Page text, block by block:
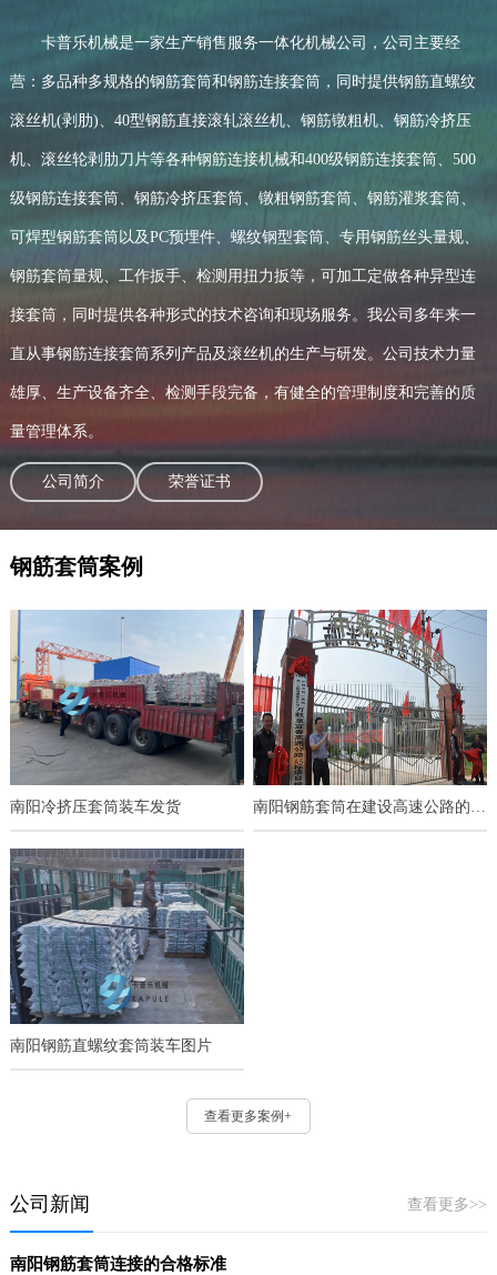
卡普乐机械是一家生产销售服务一体化机械公司，公司主要经
营：多品种多规格的钢筋套筒和钢筋连接套筒，同时提供钢筋直螺纹
滚丝机(剥肋)、40型钢筋直接滚轧滚丝机、钢筋镦粗机、钢筋冷挤压
机、滚丝轮剥肋刀片等各种钢筋连接机械和400级钢筋连接套筒、500
级钢筋连接套筒、钢筋冷挤压套筒、镦粗钢筋套筒、钢筋灌浆套筒、
可焊型钢筋套筒以及PC预埋件、螺纹钢型套筒、专用钢筋丝头量规、
钢筋套筒量规、工作扳手、检测用扭力扳等，可加工定做各种异型连
接套筒，同时提供各种形式的技术咨询和现场服务。我公司多年来一
直从事钢筋连接套筒系列产品及滚丝机的生产与研发。公司技术力量
雄厚、生产设备齐全、检测手段完备，有健全的管理制度和完善的质
量管理体系。
公司简介 荣誉证书
钢筋套筒案例
南阳冷挤压套筒装车发货 南阳钢筋套筒在建设高速公路的应用
南阳钢筋直螺纹套筒装车图片
查看更多案例+
查看更多>>
公司新闻
南阳钢筋套筒连接的合格标准